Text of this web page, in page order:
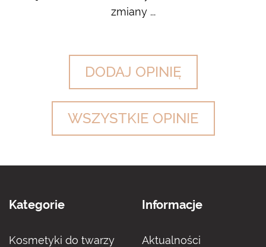
zmiany ...
DODAJ OPINIĘ
WSZYSTKIE OPINIE
Kategorie
Kosmetyki do twarzy
Informacje
Aktualności